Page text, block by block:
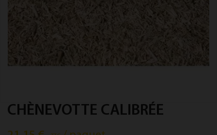
CHÈNEVOTTE CALIBRÉE